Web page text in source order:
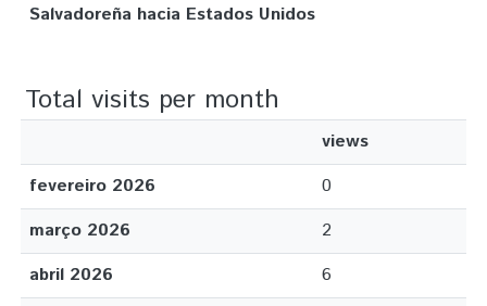
Salvadoreña hacia Estados Unidos
Total visits per month
views
fevereiro 2026
0
março 2026
2
abril 2026
6